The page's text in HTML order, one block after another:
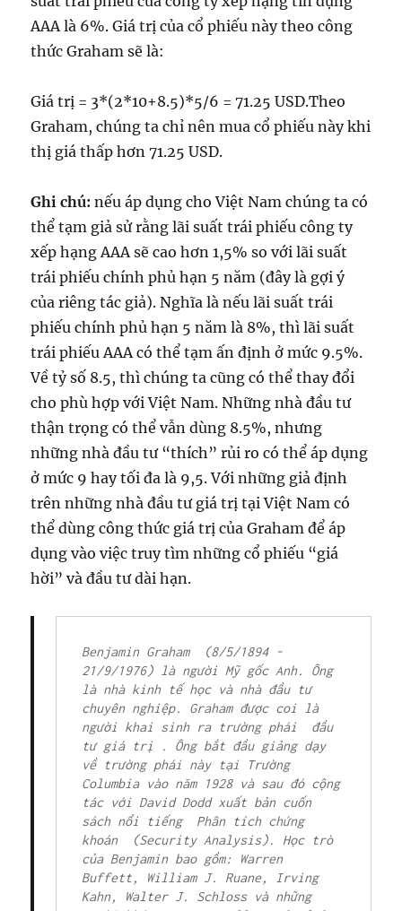
AAA là 6%. Giá trị của cổ phiếu này theo công
thức Graham sẽ là:
Giá trị = 3*(2*10+8.5)*5/6 = 71.25 USD.Theo
Graham, chúng ta chỉ nên mua cổ phiếu này khi
thị giá thấp hơn 71.25 USD.
Ghi chú: nếu áp dụng cho Việt Nam chúng ta có
thể tạm giả sử rằng lãi suất trái phiếu công ty
xếp hạng AAA sẽ cao hơn 1,5% so với lãi suất
trái phiếu chính phủ hạn 5 năm (đây là gợi ý
của riêng tác giả). Nghĩa là nếu lãi suất trái
phiếu chính phủ hạn 5 năm là 8%, thì lãi suất
trái phiếu AAA có thể tạm ấn định ở mức 9.5%.
Về tỷ số 8.5, thì chúng ta cũng có thể thay đổi
cho phù hợp với Việt Nam. Những nhà đầu tư
thận trọng có thể vẫn dùng 8.5%, nhưng
những nhà đầu tư “thích” rủi ro có thể áp dụng
ở mức 9 hay tối đa là 9,5. Với những giả định
trên những nhà đầu tư giá trị tại Việt Nam có
thể dùng công thức giá trị của Graham để áp
dụng vào việc truy tìm những cổ phiếu “giá
hời” và đầu tư dài hạn.
Benjamin Graham (8/5/1894 -
21/9/1976) là người Mỹ gốc Anh. Ông
là nhà kinh tế học và nhà đầu tư
chuyên nghiệp. Graham được coi là
người khai sinh ra trường phái  đầu
tư giá trị . Ông bắt đầu giảng dạy
về trường phái này tại Trường
Columbia vào năm 1928 và sau đó cộng
tác với David Dodd xuất bản cuốn
sách nổi tiếng
Phân tích chứng
khoán  (Security Analysis). Học trò
của Benjamin bao gồm: Warren
Buffett, William J. Ruane, Irving
Kahn, Walter J. Schloss và những